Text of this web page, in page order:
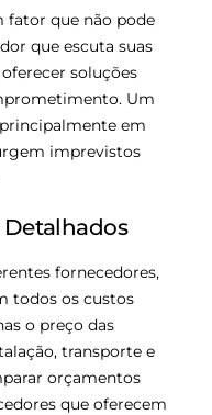
fator que não pode
que escuta suas
soluções
Um
em
imprevistos
Detalhados
fornecedores,
todos os custos
o preço das
transporte e
orçamentos
que oferecem